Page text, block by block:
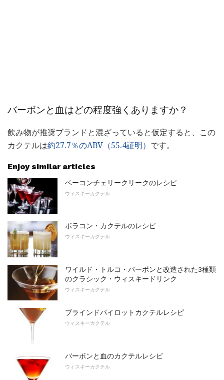
バーボンと血はどの程度強くありますか？
飲み物が推奨ブランドと混ざっていると仮定すると、この
カクテルは約27.7％のABV（55.4証明） です。
Enjoy similar articles
ベーコンチェリークリークのレシピ
ウィスキーカクテル
ボラコン・カクテルのレシピ
ウィスキーカクテル
ワイルド・トルコ・バーボンと改造された3種類
のクラシック・ウィスキードリンク
ウィスキーカクテル
ブラインドパイロットカクテルレシピ
ウィスキーカクテル
バーボンと血のカクテルレシピ
ウィスキーカクテル